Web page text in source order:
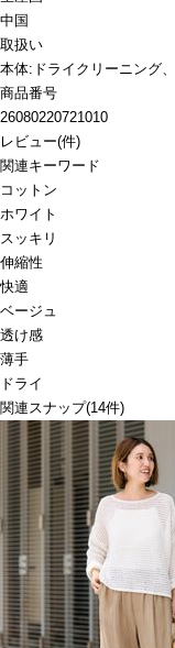
中国
取扱い
本体:ドライクリーニング、
商品番号
26080220721010
レビュー(件)
関連キーワード
コットン
ホワイト
スッキリ
伸縮性
快適
ベージュ
透け感
薄手
ドライ
関連スナップ(14件)